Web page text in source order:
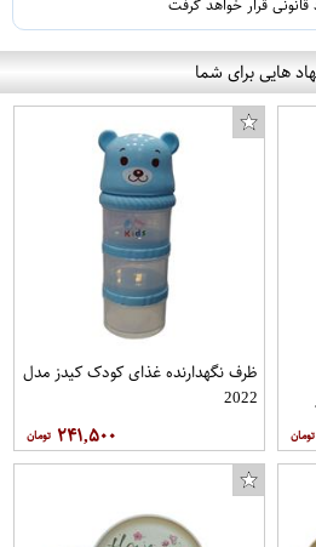
قانونی قرار خواهد گرفت
هایی برای شما
ظرف نگهدارنده غذای کودک کیدز مدل
2022
۲۴۱,۵۰۰